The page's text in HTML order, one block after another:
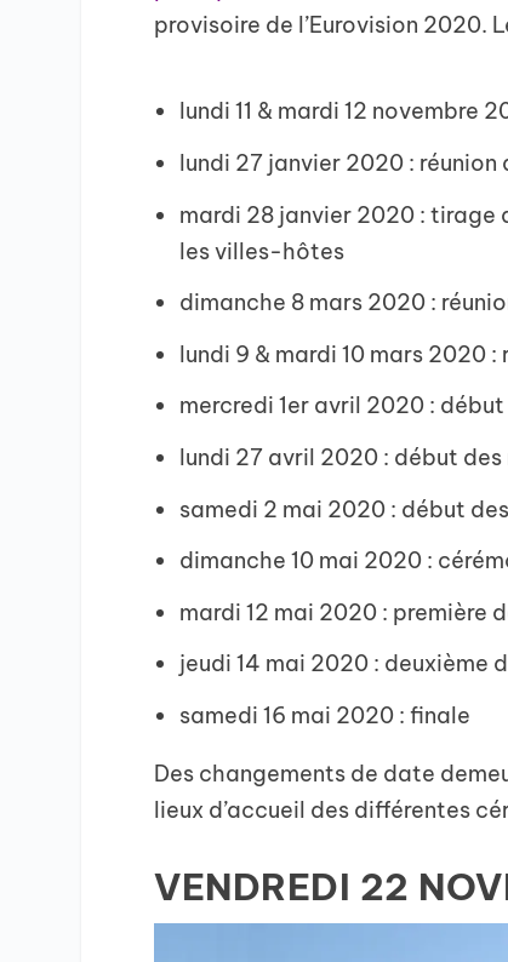
provisoire de l’Eurovision 2020.
lundi 11 & mardi 12 novembre
lundi 27 janvier 2020 : réunion
mardi 28 janvier 2020 : tirage
les villes-hôtes
dimanche 8 mars 2020 :
lundi 9 & mardi 10 mars 2020
mercredi 1er avril 2020 :
lundi 27 avril 2020 : début
samedi 2 mai 2020 : début
dimanche 10 mai 2020 :
mardi 12 mai 2020 : première
jeudi 14 mai 2020 : deuxième
samedi 16 mai 2020 : finale
Des changements de date
lieux d’accueil des différentes
VENDREDI 22